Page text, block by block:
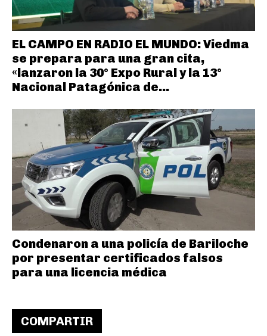
COMPARTIR
EL CAMPO EN RADIO EL MUNDO: Viedma
se prepara para una gran cita,
«lanzaron la 30° Expo Rural y la 13°
Nacional Patagónica de...
Condenaron a una policía de Bariloche
por presentar certificados falsos
para una licencia médica